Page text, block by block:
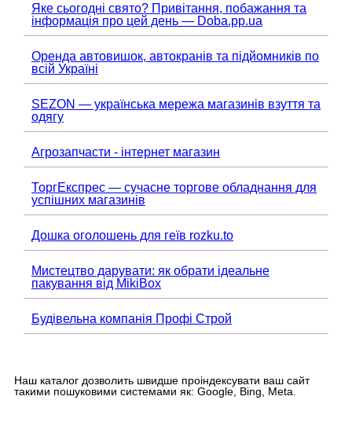
Яке сьогодні свято? Привітання, побажання та
інформація про цей день — Doba.pp.ua
Оренда автовишок, автокранів та підйомників по
всій Україні
SEZON — українська мережа магазинів взуття та
одягу
Агрозапчасти - інтернет магазин
ТоргЕкспрес — сучасне торгове обладнання для
успішних магазинів
Дошка оголошень для геїв rozku.to
Мистецтво дарувати: як обрати ідеальне
пакування від MikiBox
Будівельна компанія Профі Строй
Наш каталог дозволить швидше проіндексувати ваш сайт
такими пошуковими системами як: Google, Bing, Meta.